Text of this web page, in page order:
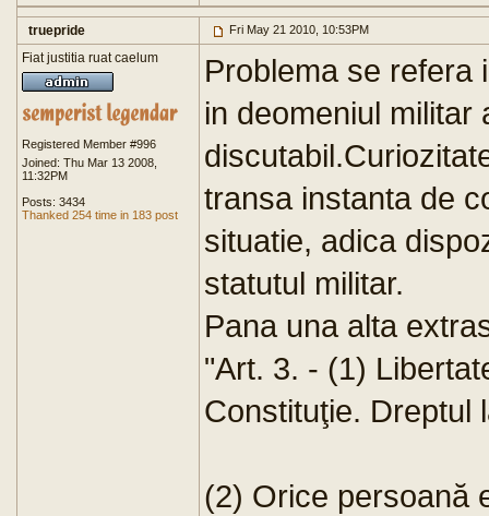
truepride Fri May 21 2010, 10:53PM
Fiat justitia ruat caelum
Registered Member #996
Joined: Thu Mar 13 2008,
11:32PM
Posts: 3434
Thanked 254 time in 183 post
Problema se refera
in deomeniul militar
transa instanta de
situatie, adica
statutul militar.
Pana una alta
"Art. 3. - (1)
Constituţie. Dreptul
(2) Orice persoană